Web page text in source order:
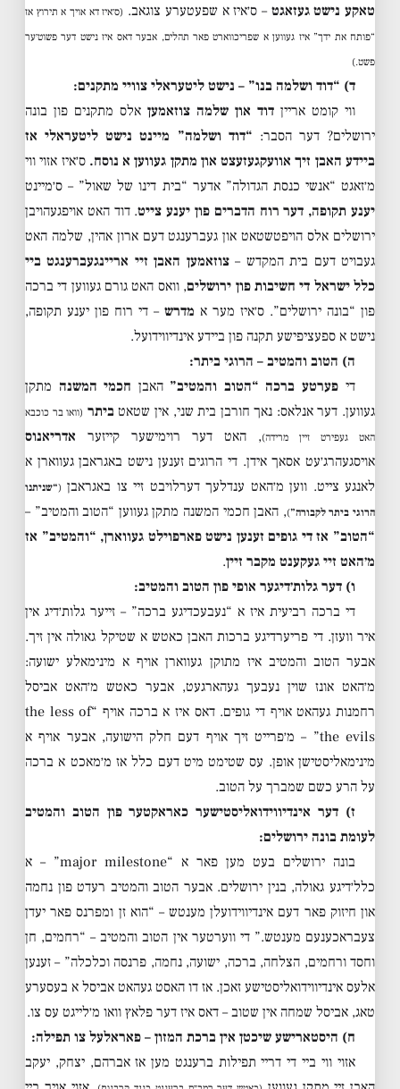
טאקע נישט געזאגט – ס׳איז א שפעטערע צוגאב. (ס׳איז דא אויך א תירוץ אז
“פותח את ידך” איז געווען א שפריכווארט פאר תהלים, אבער דאס איז נישט דער פשוט׳ער
פשט.)
ד) “דוד ושלמה בנו” – נישט ליטעראלי צוויי מתקנים:
ווי קומט ארייןדוד און שלמה צוזאמען אלס מתקנים פון בונה
ירושלים? דער הסבר: “דוד ושלמה” מיינט נישט ליטעראלי אז
ביידע האבן זיך אוועקגעזעצט און מתקן געווען א נוסח. ס׳איז אזוי ווי
מ׳זאגט “אנשי כנסת הגדולה” אדער “בית דינו של שאול” – ס׳מיינט
יענע תקופה, דער רוח הדברים פון יענע צייט. דוד האט אויפגעהויבן
ירושלים אלס הויפטשטאט און געברענגט דעם ארון אהין, שלמה האט
געבויט דעם בית המקדש –צוזאמען האבן זיי אריינגעברענגט ביי
כלל ישראל די חשיבות פון ירושלים, וואס האט גורם געווען די ברכה
פון “בונה ירושלים”. ס׳איז מער א מדרש – די רוח פון יענע תקופה,
נישט א ספעציפישע תקנה פון ביידע אינדיווידועל.
ה) הטוב והמטיב – הרוגי ביתר:
די פערטע ברכה “הטוב והמטיב” האבן חכמי המשנה מתקן
געווען. דער אנלאס: נאך חורבן בית שני, אין שטאטביתר (וואו בר כוכבא
האט געפירט זיין מרידה), האט דער רוימישער קייזער אדריאנוס
אויסגעהרג׳עט אסאך אידן. די הרוגים זענען נישט באגראבן געווארן א
לאנגע צייט. ווען מ׳האט ענדלעך דערלויבט זיי צו באגראבן (“שניתנו
הרוגי ביתר לקבורה”), האבן חכמי המשנה מתקן געווען “הטוב והמטיב” –
“הטוב” אז די גופים זענען נישט פארפוילט געווארן, “והמטיב” אז
מ׳האט זיי געקענט מקבר זיין.
ו) דער גלות׳דיגער אופי פון הטוב והמטיב:
די ברכה רביעית איז א “נעבעכדיגע ברכה” – זייער גלות׳דיג אין
איר וועזן. די פריערדיגע ברכות האבן כאטש א שטיקל גאולה אין זיך.
אבער הטוב והמטיב איז מתוקן געווארן אויף א מינימאלע ישועה:
מ׳האט אונז שוין נעבעך געהארגעט, אבער כאטש מ׳האט אביסל
רחמנות געהאט אויף די גופים. דאס איז א ברכה אויף “the less of
the evils” – מ׳פרייט זיך אויף דעם חלק הישועה, אבער אויף א
מינימאליסטישן אופן. עס שטימט מיט דעם כלל אז מ׳מאכט א ברכה
על הרע כשם שמברך על הטוב.
ז) דער אינדיווידואליסטישער כאראקטער פון הטוב והמטיב
לעומת בונה ירושלים:
בונה ירושלים בעט מען פאר א “major milestone” – א
כלל׳דיגע גאולה, בנין ירושלים. אבער הטוב והמטיב רעדט פון נחמה
און חיזוק פאר דעם אינדיווידועלן מענטש – “הוא זן ומפרנס פאר יעדן
צעבראכענעם מענטש.” די ווערטער אין הטוב והמטיב – “רחמים, חן
וחסד ורחמים, הצלחה, ברכה, ישועה, נחמה, פרנסה וכלכלה” – זענען
אלעס אינדיווידואליסטישע זאכן. אז דו האסט געהאט אביסל א בעסערע
טאג, אביסל שמחה אין שטוב – דאס איז דער פלאץ וואו מ׳לייגט עס צו.
ח) היסטארישע שיכטן אין ברכת המזון – פאראלעל צו תפילה:
אזוי ווי ביי די דריי תפילות ברענגט מען אז אברהם, יצחק, יעקב